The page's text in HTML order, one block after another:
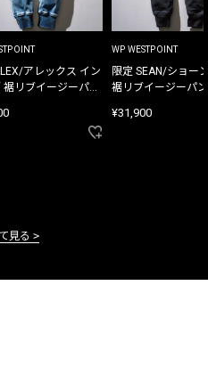
アレックス イン
裾リブイージーパン
WP WESTPOINT
限定 SEAN/ショー
裾リブイージーパ
¥31,900
見る